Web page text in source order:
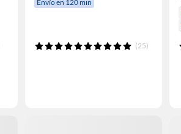
Envío en 120 min
(25)